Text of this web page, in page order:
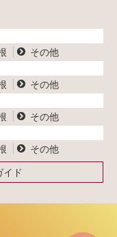
その他
その他
その他
その他
イド